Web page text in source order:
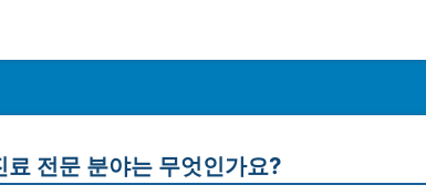
전문 분야는 무엇인가요?